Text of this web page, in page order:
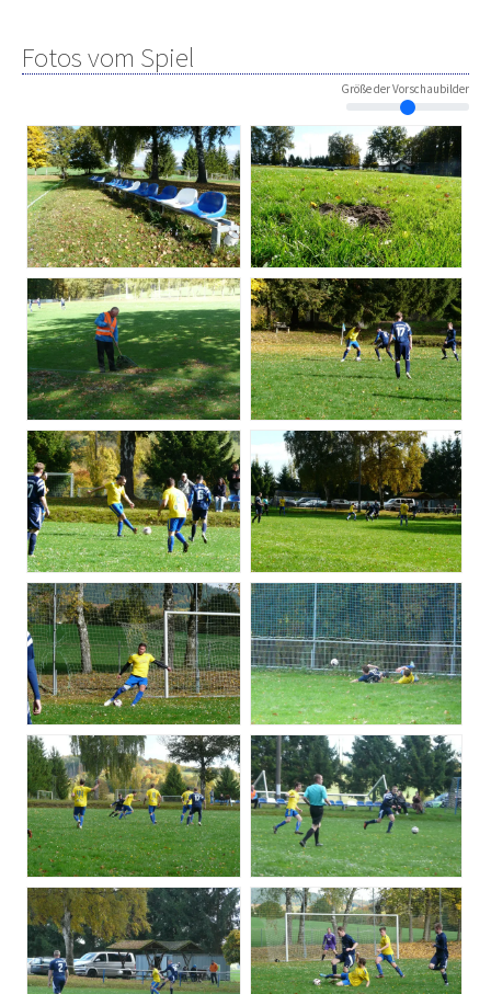
Fotos vom Spiel
Größe der Vorschaubilder